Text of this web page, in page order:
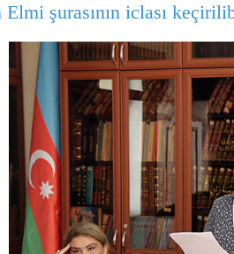
şurasının iclası